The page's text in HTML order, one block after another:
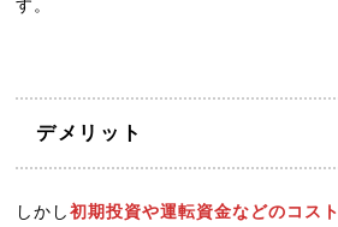
す。
デメリット
しかし初期投資や運転資金などのコスト